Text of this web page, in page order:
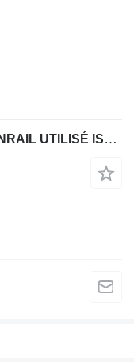
Moteur Cummins ISBE5.9 COMMONRAIL UTILISÉ ISBE5.9CM800 pour matériel de TP